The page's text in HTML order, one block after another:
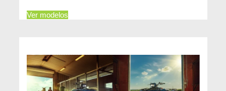
Ver modelos